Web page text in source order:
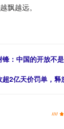
飘越远。
：中国的开放不
2亿天价罚单，释